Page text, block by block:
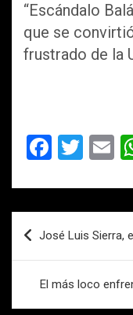
“Escándalo
que se
frustrado de la
F
ce
b
o
o
k
T
tt
er
E
Navegación
de
entradas
José Luis Sierra,
El más loco